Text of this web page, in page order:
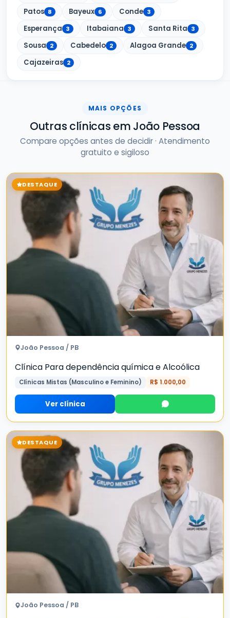
Patos 8 Bayeux 6 Conde 3
Esperança 3 Itabaiana 3 Santa Rita 3
Sousa 2 Cabedelo 2 Alagoa Grande 2
Cajazeiras 2
MAIS OPÇÕES
Outras clínicas em João Pessoa
Compare opções antes de decidir · Atendimento
gratuito e sigiloso
DESTAQUE
João Pessoa / PB
Clínica Para dependência química e Alcoólica
Clínicas Mistas (Masculino e Feminino) R$ 1.000,00
Ver clínica
DESTAQUE
João Pessoa / PB